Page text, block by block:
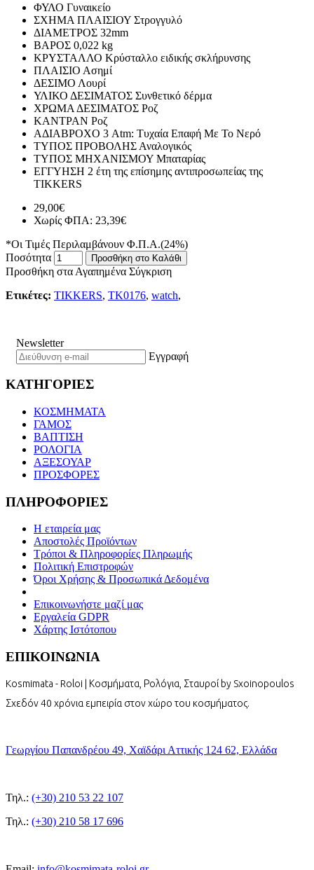
ΦΥΛΟ Γυναικείο
ΣΧΗΜΑ ΠΛΑΙΣΙΟΥ Στρογγυλό
ΔΙΑΜΕΤΡΟΣ 32mm
ΒΑΡΟΣ 0,022 kg
ΚΡΥΣΤΑΛΛΟ Κρύσταλλο ειδικής σκλήρυνσης
ΠΛΑΙΣΙΟ Ασημί
ΔΕΣΙΜΟ Λουρί
ΥΛΙΚΟ ΔΕΣΙΜΑΤΟΣ Συνθετικό δέρμα
ΧΡΩΜΑ ΔΕΣΙΜΑΤΟΣ Ροζ
ΚΑΝΤΡΑΝ Ροζ
ΑΔΙΑΒΡΟΧΟ 3 Atm: Τυχαία Επαφή Με Το Νερό
ΤΥΠΟΣ ΠΡΟΒΟΛΗΣ Αναλογικός
ΤΥΠΟΣ ΜΗΧΑΝΙΣΜΟΥ Μπαταρίας
ΕΓΓΥΗΣΗ 2 έτη της επίσημης αντιπροσωπείας της
TIKKERS
29,00€
Χωρίς ΦΠΑ: 23,39€
*Οι Τιμές Περιλαμβάνουν Φ.Π.Α.(24%)
Ποσότητα
Προσθήκη στο Καλάθι
Προσθήκη στα Αγαπημένα Σύγκριση
Ετικέτες: TIKKERS, TK0176, watch,
Newsletter
Εγγραφή
ΚΑΤΗΓΟΡΙΕΣ
ΚΟΣΜΗΜΑΤΑ
ΓΑΜΟΣ
ΒΑΠΤΙΣΗ
ΡΟΛΟΓΙΑ
ΑΞΕΣΟΥΑΡ
ΠΡΟΣΦΟΡΕΣ
ΠΛΗΡΟΦΟΡΙΕΣ
Η εταιρεία μας
Αποστολές Προϊόντων
Τρόποι & Πληροφορίες Πληρωμής
Πολιτική Επιστροφών
Όροι Χρήσης & Προσωπικά Δεδομένα
Επικοινωνήστε μαζί μας
Εργαλεία GDPR
Χάρτης Ιστότοπου
ΕΠΙΚΟΙΝΩΝΙΑ
Kosmimata - Roloi | Κοσμήματα, Ρολόγια, Σταυροί by Sxoinopoulos
Σχεδόν 40 χρόνια εμπειρία στον χώρο του κοσμήματος.
Γεωργίου Παπανδρέου 49, Χαϊδάρι Αττικής 124 62, Ελλάδα
Τηλ.: (+30) 210 53 22 107
Τηλ.: (+30) 210 58 17 696